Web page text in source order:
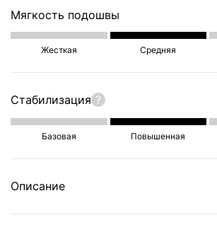
Мягкость подошвы
Жесткая Средняя
Стабилизация ?
Базовая Повышенная
Описание